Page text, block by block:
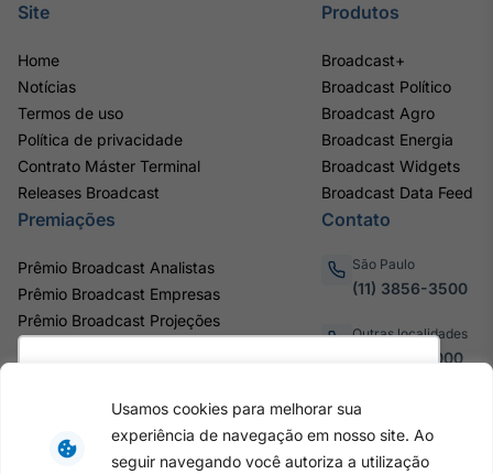
como você interage em nosso site e
personalizar conteúdo. Ao utilizar este site, você
Usamos cookies para melhorar sua
experiência de navegação em nosso site. Ao
seguir navegando você autoriza a utilização
Site
Home
Notícias
Termos de uso
Política de privacidade
Contrato Máster Terminal
Releases Broadcast
Produtos
Broadcast+
Broadcast Político
Broadcast Agro
Broadcast Energia
Broadcast Widgets
Broadcast Data Feed
Premiações
Prêmio Broadcast Analistas
Prêmio Broadcast Empresas
Prêmio Broadcast Projeções
Contato
São Paulo
(11) 3856-3500
Outras localidades
0800.011.3000
Av. Eng. Caetano Álvares, 55 - 3º e